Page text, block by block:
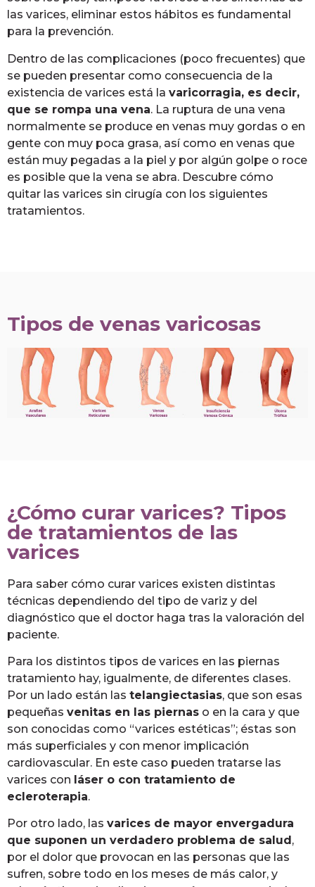
las varices, eliminar estos hábitos es fundamental
para la prevención.
Dentro de las complicaciones (poco frecuentes) que
se pueden presentar como consecuencia de la
existencia de varices está la varicorragia, es decir,
que se rompa una vena. La ruptura de una vena
normalmente se produce en venas muy gordas o en
gente con muy poca grasa, así como en venas que
están muy pegadas a la piel y por algún golpe o roce
es posible que la vena se abra. Descubre cómo
quitar las varices sin cirugía con los siguientes
tratamientos.
Tipos de venas varicosas
¿Cómo curar varices? Tipos
de tratamientos de las
varices
Para saber cómo curar varices existen distintas
técnicas dependiendo del tipo de variz y del
diagnóstico que el doctor haga tras la valoración del
paciente.
Para los distintos tipos de varices en las piernas
tratamiento hay, igualmente, de diferentes clases.
Por un lado están las telangiectasias, que son esas
pequeñas venitas en las piernas o en la cara y que
son conocidas como “varices estéticas”; éstas son
más superficiales y con menor implicación
cardiovascular. En este caso pueden tratarse las
varices con láser o con tratamiento de
ecleroterapia.
Por otro lado, las varices de mayor envergadura
que suponen un verdadero problema de salud ,
por el dolor que provocan en las personas que las
sufren, sobre todo en los meses de más calor, y